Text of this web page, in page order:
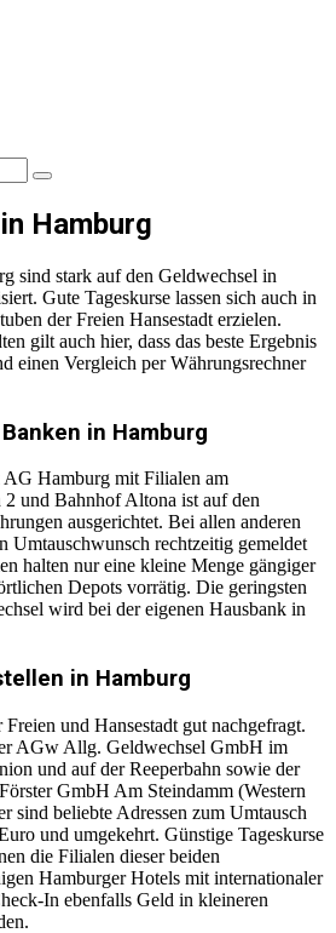
Hamburg
sind stark auf den Geldwechsel in
Gute Tageskurse lassen sich auch in
der Freien Hansestadt erzielen.
gilt auch hier, dass das beste Ergebnis
einen Vergleich per Währungsrechner
in Hamburg
AG Hamburg mit Filialen am
und Bahnhof Altona ist auf den
ausgerichtet. Bei allen anderen
Umtauschwunsch rechtzeitig gemeldet
halten nur eine kleine Menge gängiger
Depots vorrätig. Die geringsten
wird bei der eigenen Hausbank in
in Hamburg
und Hansestadt gut nachgefragt.
AGw Allg. Geldwechsel GmbH im
und auf der Reeperbahn sowie der
GmbH Am Steindamm (Western
sind beliebte Adressen zum Umtausch
und umgekehrt. Günstige Tageskurse
die Filialen dieser beiden
Hamburger Hotels mit internationaler
In ebenfalls Geld in kleineren